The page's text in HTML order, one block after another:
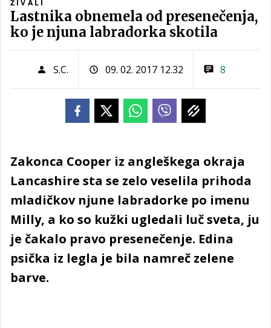
ŽIVALI
Lastnika obnemela od presenečenja,
ko je njuna labradorka skotila
S.C. 09. 02. 2017 12.32 8
Zakonca Cooper iz angleškega okraja
Lancashire sta se zelo veselila prihoda
mladičkov njune labradorke po imenu
Milly, a ko so kužki ugledali luč sveta, ju
je čakalo pravo presenečenje. Edina
psička iz legla je bila namreč zelene
barve.